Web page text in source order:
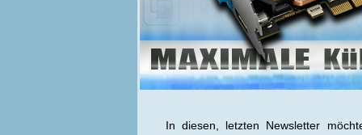
In diesen, letzten Newsletter